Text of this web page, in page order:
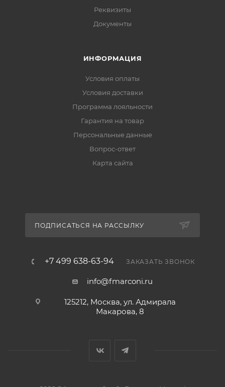
Реквизиты
Документы
ИНФОРМАЦИЯ
Условия оплаты
Условия доставки
Программа лояльности
Гарантия на товар
Персональные данные
Вопрос-ответ
Карта сайта
ПОДПИСАТЬСЯ НА РАССЫЛКУ
+7 499 638-63-94 ЗАКАЗАТЬ ЗВОНОК
info@fmarconi.ru
125212, Москва, ул. Адмирала
Макарова, 8